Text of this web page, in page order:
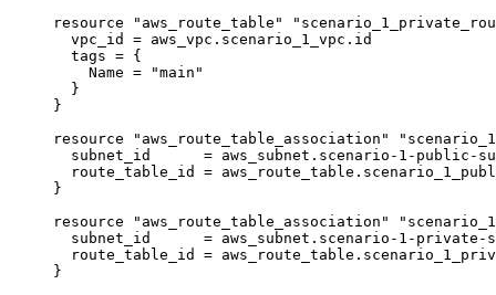
resource
"aws_route_table"
vpc_id = aws_vpc . scenario_1_vpc . id
tags = {
Name = "main "
}
}
resource
"aws_route_table_association"
subnet_id = aws_subnet . scenario-1-public-
route_table_id = aws_route_table .
}
resource
"aws_route_table_association"
subnet_id = aws_subnet . scenario-1-private-
route_table_id = aws_route_table .
}